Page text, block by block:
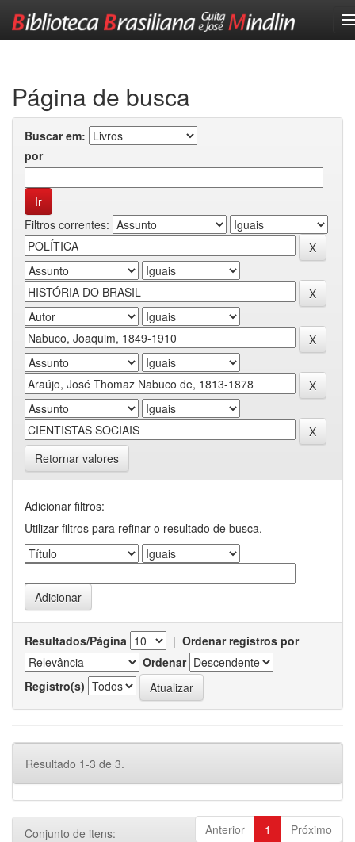
Página de busca
Buscar em:
por
Filtros correntes:
Retornar valores
Adicionar filtros:
Utilizar filtros para refinar o resultado de busca.
Resultados/Página | Ordenar registros por
Ordenar
Registro(s)
Resultado 1-3 de 3.
Anterior 1 Próximo
Conjunto de itens: